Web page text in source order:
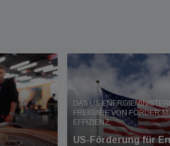
DAS US-
FREIGABE VON FÖRDER-
EFFIZIENZ.
US-Förderung für